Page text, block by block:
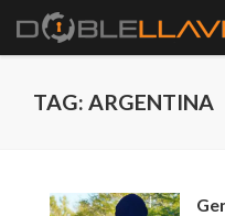
TAG: ARGENTINA